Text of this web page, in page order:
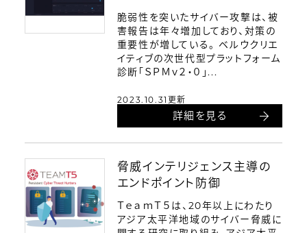
脆弱性を突いたサイバー攻撃は、被
害報告は年々増加しており、対策の
重要性が増している。 ベルウクリエ
イティブの次世代型プラットフォーム
診断「ＳＰＭｖ２・０」...
2023.10.31更新
詳細を見る
脅威インテリジェンス主導の
エンドポイント防御
ＴｅａｍＴ５は、20年以上にわたり
アジア太平洋地域のサイバー脅威に